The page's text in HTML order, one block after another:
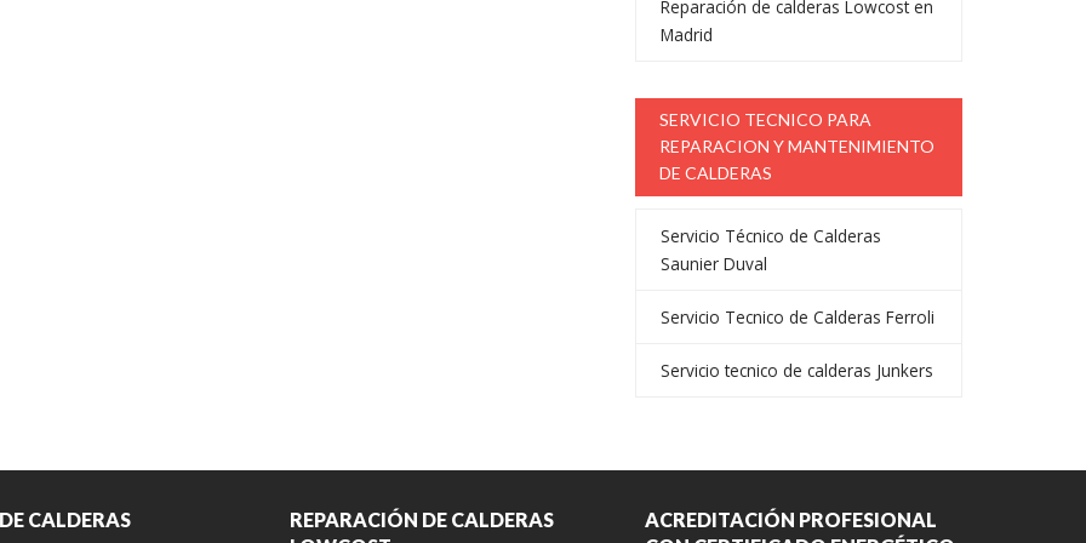
Reparación de calderas Lowcost en
Madrid
SERVICIO TECNICO PARA
REPARACION Y MANTENIMIENTO
DE CALDERAS
Servicio Técnico de Calderas
Saunier Duval
Servicio Tecnico de Calderas Ferroli
Servicio tecnico de calderas Junkers
CALDERAS
REPARACIÓN DE CALDERAS
ACREDITACIÓN PROFESIONAL